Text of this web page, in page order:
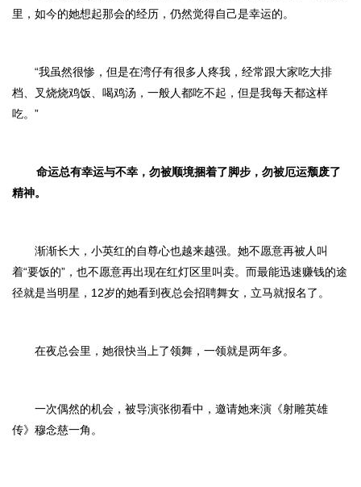
里，如今的她想起那会的经历，仍然觉得自己是幸运的。
“我虽然很惨，但是在湾仔有很多人疼我，经常跟大家吃大排
档、叉烧烧鸡饭、喝鸡汤，一般人都吃不起，但是我每天都这样
吃。”
命运总有幸运与不幸，勿被顺境捆着了脚步，勿被厄运颓废了
精神。
渐渐长大，小英红的自尊心也越来越强。她不愿意再被人叫
着“要饭的”，也不愿意再出现在红灯区里叫卖。而最能迅速赚钱的途
径就是当明星，12岁的她看到夜总会招聘舞女，立马就报名了。
在夜总会里，她很快当上了领舞，一领就是两年多。
一次偶然的机会，被导演张彻看中，邀请她来演《射雕英雄
传》穆念慈一角。